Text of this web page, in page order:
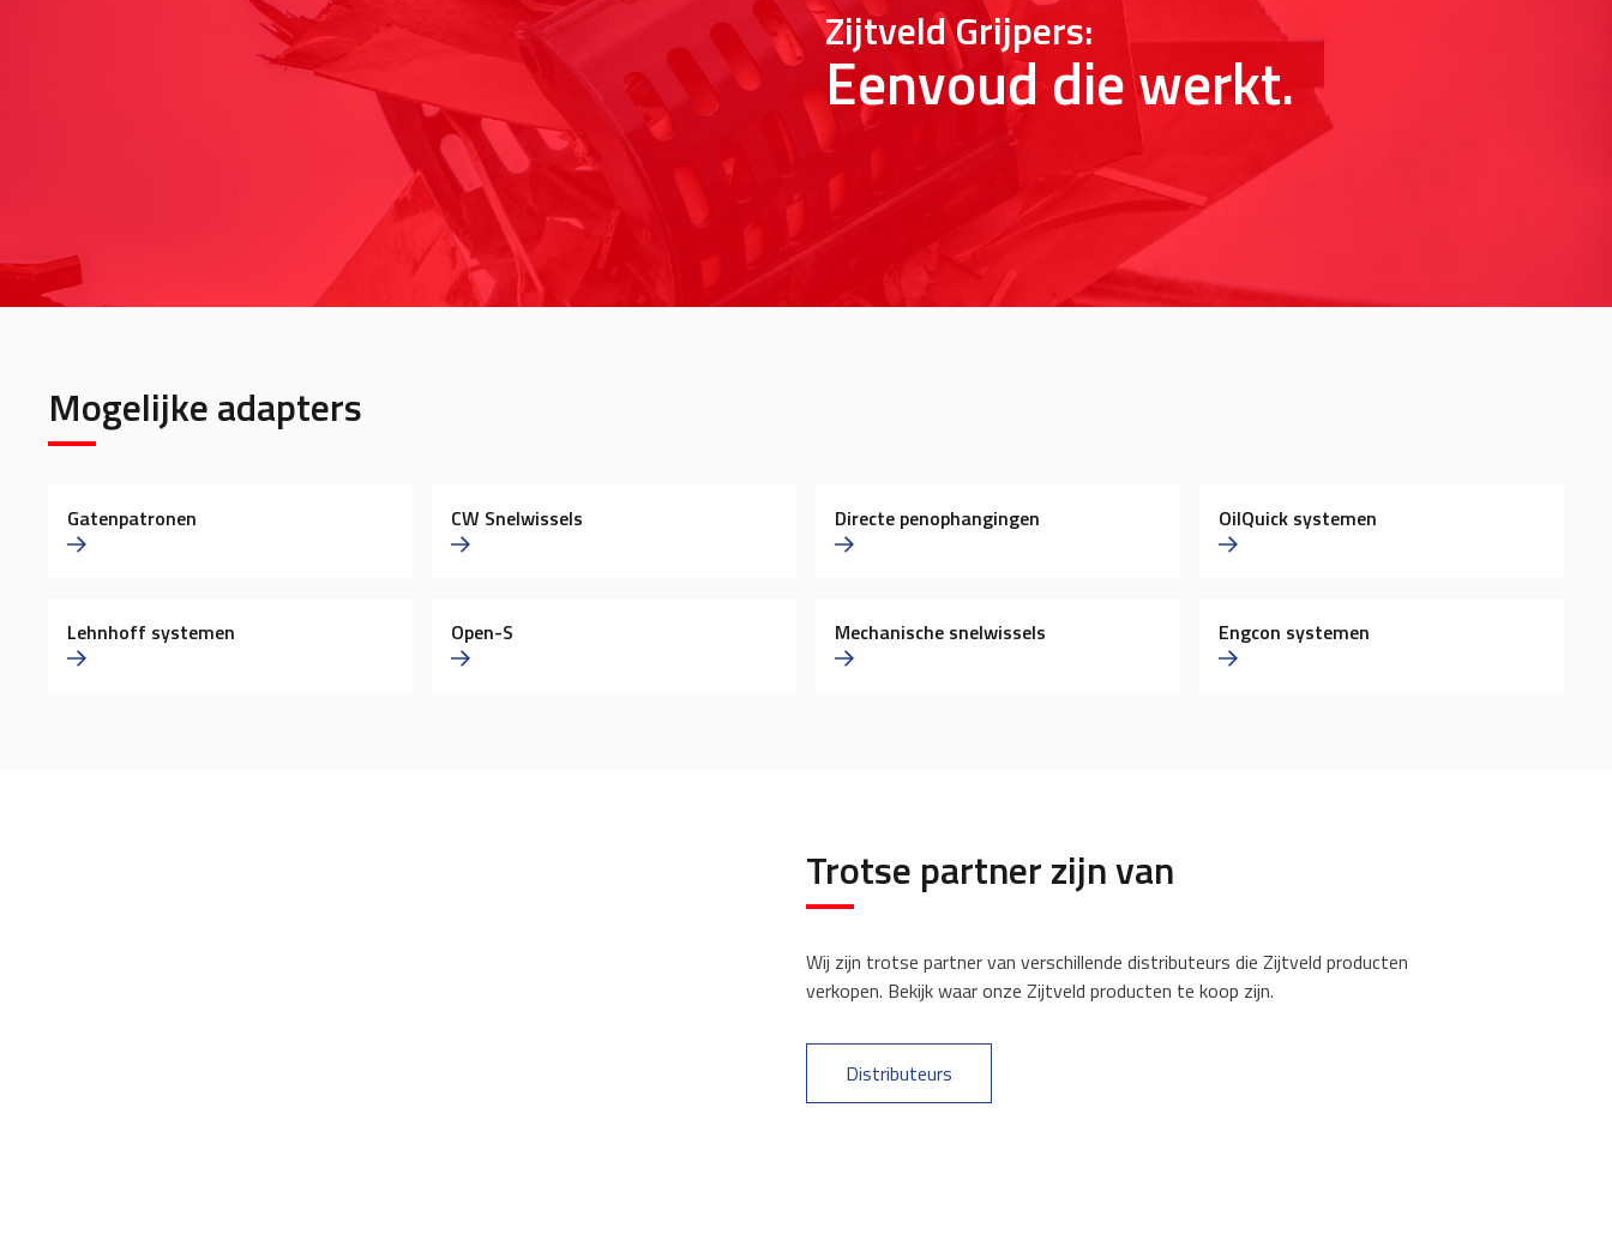
Zijtveld Grijpers:
Eenvoud die werkt.
Mogelijke adapters
Gatenpatronen CW Snelwissels Directe penophangingen OilQuick systemen
Lehnhoff systemen Open-S Mechanische snelwissels Engcon systemen
Trotse partner zijn van
Wij zijn trotse partner van verschillende distributeurs die Zijtveld producten
verkopen. Bekijk waar onze Zijtveld producten te koop zijn.
Distributeurs